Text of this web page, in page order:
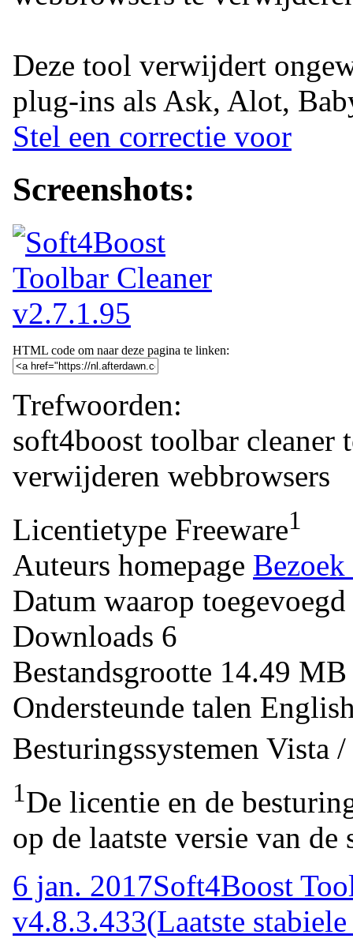
Deze tool verwijdert
plug-ins als Ask, Alot,
Stel een correctie voor
Screenshots:
HTML code om naar deze pagina te linken:
Trefwoorden:
soft4boost toolbar cleaner
verwijderen webbrowsers
Licentietype Freeware1
Auteurs homepage
Datum waarop toegevoegd
Downloads 6
Bestandsgrootte 14.49
Ondersteunde talen
Besturingssystemen Vista
1De licentie en de
op de laatste versie van de
6 jan. 2017Soft4Boost
v4.8.3.433(Laatste